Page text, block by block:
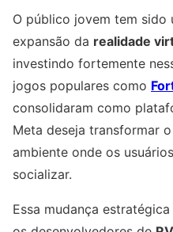
O público jovem tem sido
expansão da realidade
investindo fortemente
jogos populares como
consolidaram como
Meta deseja transformar o
ambiente onde os
socializar.
Essa mudança